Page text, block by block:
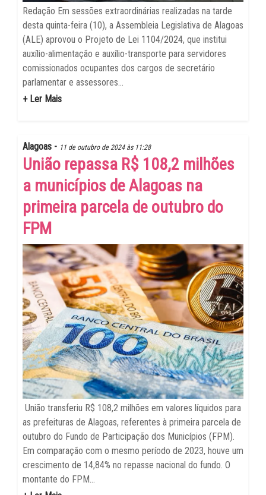
Redação Em sessões extraordinárias realizadas na tarde
desta quinta-feira (10), a Assembleia Legislativa de Alagoas
(ALE) aprovou o Projeto de Lei 1104/2024, que institui
auxílio-alimentação e auxílio-transporte para servidores
comissionados ocupantes dos cargos de secretário
parlamentar e assessores...
+ Ler Mais
Alagoas - 11 de outubro de 2024 às 11:28
União repassa R$ 108,2 milhões
a municípios de Alagoas na
primeira parcela de outubro do
FPM
União transferiu R$ 108,2 milhões em valores líquidos para
as prefeituras de Alagoas, referentes à primeira parcela de
outubro do Fundo de Participação dos Municípios (FPM).
Em comparação com o mesmo período de 2023, houve um
crescimento de 14,84% no repasse nacional do fundo. O
montante do FPM...